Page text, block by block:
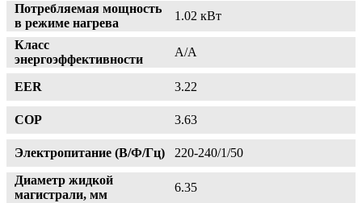
Потребляемая мощность
в режиме нагрева
1.02 кВт
Класс
энергоэффективности
A/A
EER 3.22
COP 3.63
Электропитание (В/Ф/Гц)
220-240/1/50
Диаметр жидкой
магистрали, мм
6.35